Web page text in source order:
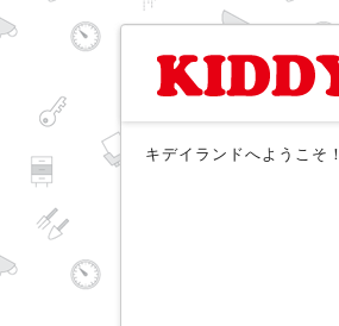
キデイランドへようこそ！